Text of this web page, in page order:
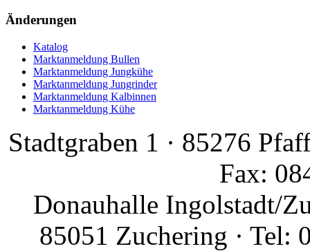
Änderungen
Katalog
Marktanmeldung Bullen
Marktanmeldung Jungkühe
Marktanmeldung Jungrinder
Marktanmeldung Kalbinnen
Marktanmeldung Kühe
Stadtgraben 1 · 85276
Fax:
Donauhalle Ingolstadt/
85051 Zuchering · Tel: